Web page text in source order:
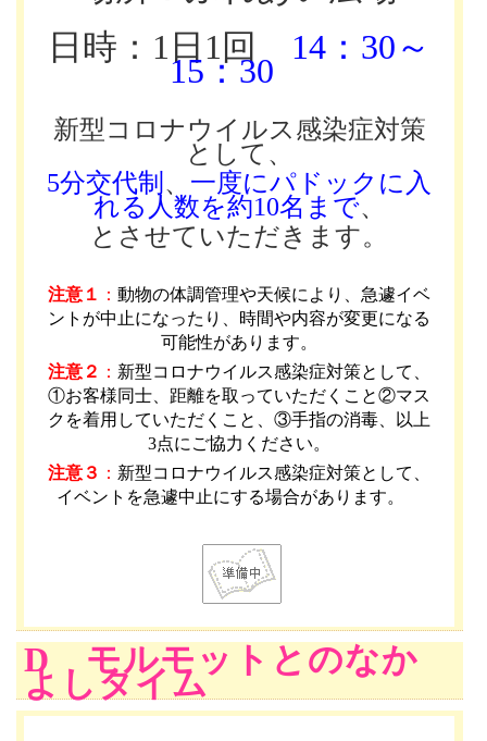
日時：1日1回
14：30～
15：30
新型コロナウイルス感染症対策
として、
5分交代制 、 一度にパドックに入
れる人数を約10名まで、
とさせていただきます。
注意１ ：動物の体調管理や天候により、急遽イベ
ントが中止になったり、時間や内容が変更になる
可能性があります。
注意２ ： 新型コロナウイルス感染症対策として、
①お客様同士、距離を取っていただくこと②マス
クを着用していただくこと、③手指の消毒、以上
3点にご協力ください。
注意３ ： 新型コロナウイルス感染症対策として、
イベントを急遽中止にする場合があります。
D モルモットとのなか
よしタイム